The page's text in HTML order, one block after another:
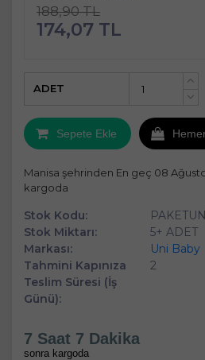
188,90 TL
174,07 TL
+
ADET
Sepete Ekle
Manisa şehrinden En geç 08
kargoda
Stok Kodu:
Stok Miktarı:
5+ ADET
Markası:
Uni Baby
Tahmini Kapınıza
Teslim Süresi (İş
Günü):
2
7 Saat 7 Dakika
sonra kargoda